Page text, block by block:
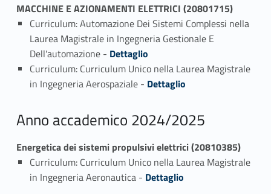
MACCHINE E AZIONAMENTI ELETTRICI (20801715)
Curriculum: Automazione Dei Sistemi Complessi nella
Laurea Magistrale in Ingegneria Gestionale E
Dell'automazione - Link identifier #identifier_person_16019-1
Dettaglio
Curriculum: Curriculum Unico nella Laurea Magistrale
in Ingegneria Aerospaziale - Link identifier #identifier_person_14996-2
Dettaglio
Anno accademico 2024/2025
Energetica dei sistemi propulsivi elettrici (20810385)
Curriculum: Curriculum Unico nella Laurea Magistrale
in Ingegneria Aeronautica - Link identifier #identifier_person_51250-1
Dettaglio